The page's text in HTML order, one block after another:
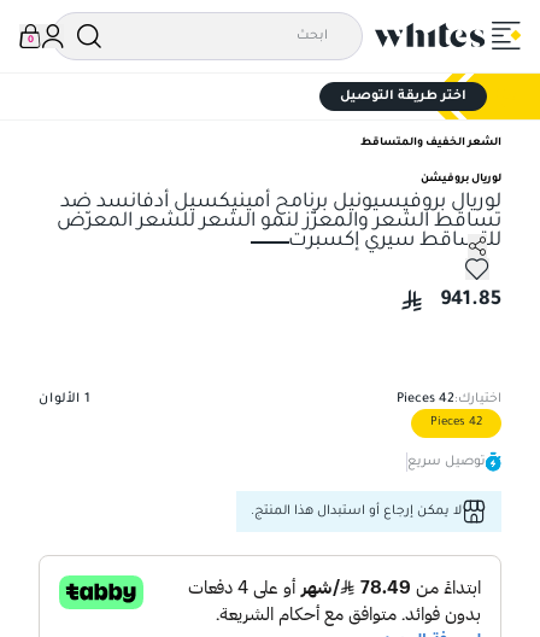
0
اختر طريقة التوصيل
الشعر الخفيف والمتساقط
لوريال بروفيشن
لوريال بروفيسيونيل برنامح أمينيكسيل أدفانسد ضد
تساقط الشعر والمعزّز لنمو الشعر للشعر المعرّض
للتساقط سيري إكسبرت
لوريال بروفيسيونيل برنامح أمينيكسيل أدفانسد ضد
941.85
اختيارك:42 Pieces
1 الألوان
42 Pieces
توصيل سريع
لا يمكن إرجاع أو استبدال هذا المنتج.